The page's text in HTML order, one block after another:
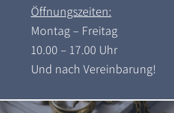
Öffnungszeiten:
Montag – Freitag
10.00 – 17.00 Uhr
Und nach Vereinbarung!